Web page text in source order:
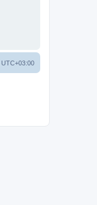
UTC+03:00